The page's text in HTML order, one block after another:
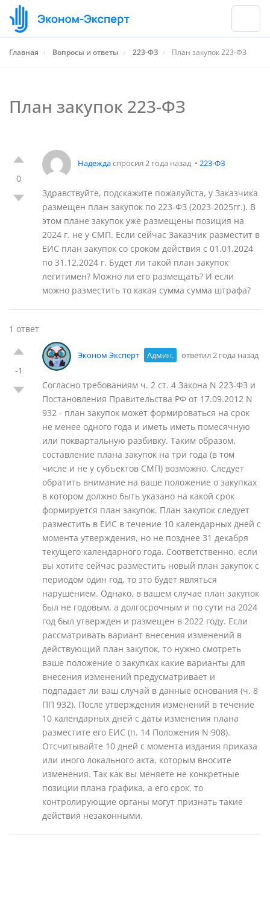
Главная › Вопросы и ответы › 223-ФЗ › План закупок 223-ФЗ
План закупок 223-ФЗ
0
Надеждаспросил 2 года назад • 223-ФЗ
Здравствуйте, подскажите пожалуйста, у Заказчика
размещен план закупок по 223-ФЗ (2023-2025гг.). В
этом плане закупок уже размещены позиция на
2024 г. не у СМП. Если сейчас Заказчик разместит в
ЕИС план закупок со сроком действия с 01.01.2024
по 31.12.2024 г. Будет ли такой план закупок
легитимен? Можно ли его размещать? И если
можно разместить то какая сумма сумма штрафа?
1 ответ
-1
Эконом Эксперт Админ. ответил 2 года назад
Согласно требованиям ч. 2 ст. 4 Закона N 223-ФЗ и
Постановления Правительства РФ от 17.09.2012 N
932 - план закупок может формироваться на срок
не менее одного года и иметь иметь помесячную
или поквартальную разбивку. Таким образом,
составление плана закупок на три года (в том
числе и не у субъектов СМП) возможно. Следует
обратить внимание на ваше положение о закупках
в котором должно быть указано на какой срок
формируется план закупок. План закупок следует
разместить в ЕИС в течение 10 календарных дней с
момента утверждения, но не позднее 31 декабря
текущего календарного года. Соответственно, если
вы хотите сейчас разместить новый план закупок с
периодом один год, то это будет являться
нарушением. Однако, в вашем случае план закупок
был не годовым, а долгосрочным и по сути на 2024
год был утвержден и размещен в 2022 году. Если
рассматривать вариант внесения изменений в
действующий план закупок, то нужно смотреть
ваше положение о закупках какие варианты для
внесения изменений предусматривает и
подпадает ли ваш случай в данные основания (ч. 8
ПП 932). После утверждения изменений в течение
10 календарных дней с даты изменения плана
разместите его ЕИС (п. 14 Положения N 908).
Отсчитывайте 10 дней с момента издания приказа
или иного локального акта, которым вносите
изменения. Так как вы меняете не конкретные
позиции плана графика, а его срок, то
контролирующие органы могут признать такие
действия незаконными.